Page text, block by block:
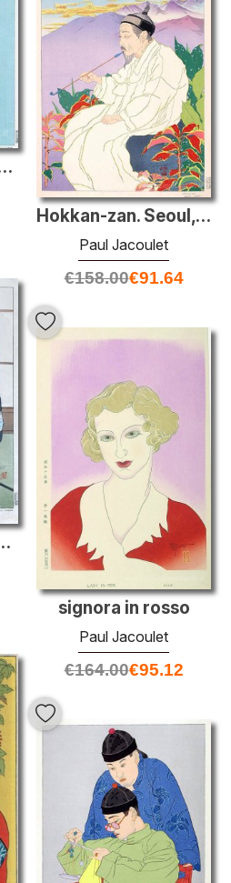
Ouest Carolines
Hokkan-zan. Seoul, Coree
Paul Jacoulet
€158.00€91.64
Japon
signora in rosso
Paul Jacoulet
€164.00€95.12